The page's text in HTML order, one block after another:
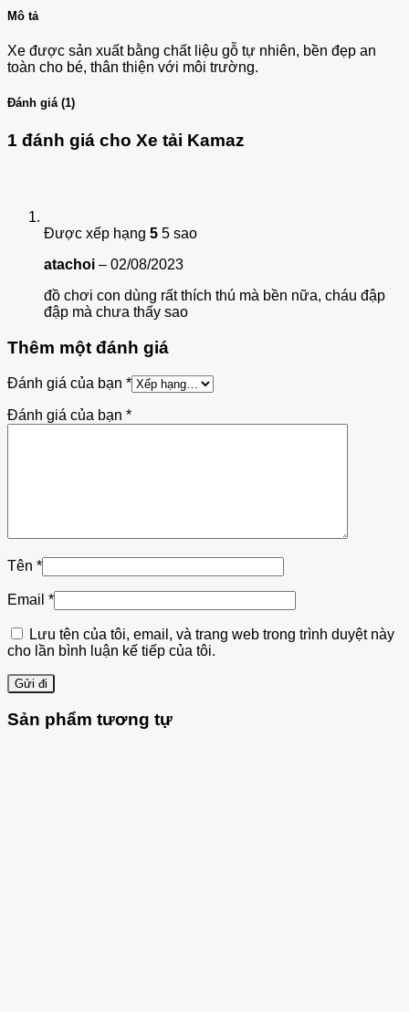
Mô tả
Xe được sản xuất bằng chất liệu gỗ tự nhiên, bền đẹp an
toàn cho bé, thân thiện với môi trường.
Đánh giá (1)
1 đánh giá cho Xe tải Kamaz
Được xếp hạng 5 5 sao
atachoi – 02/08/2023
đồ chơi con dùng rất thích thú mà bền nữa, cháu đập
đập mà chưa thấy sao
Thêm một đánh giá
Đánh giá của bạn *
Đánh giá của bạn *
Tên *
Email *
Lưu tên của tôi, email, và trang web trong trình duyệt này
cho lần bình luận kế tiếp của tôi.
Sản phẩm tương tự